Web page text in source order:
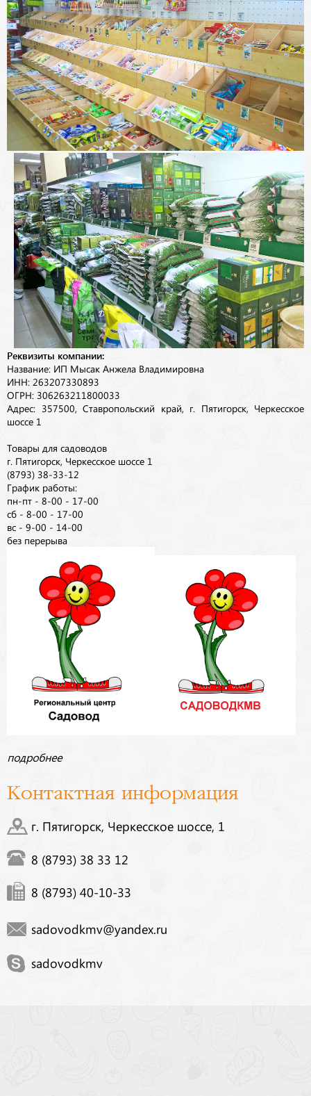
Реквизиты компании:
Название: ИП Мысак Анжела Владимировна
ИНН: 263207330893
ОГРН: 306263211800033
Адрес: 357500, Ставропольский край, г. Пятигорск, Черкесское
шоссе 1
Товары для садоводов
г. Пятигорск, Черкесское шоссе 1
(8793) 38-33-12
График работы:
пн-пт - 8-00 - 17-00
сб - 8-00 - 17-00
вс - 9-00 - 14-00
без перерыва
подробнее
Контактная информация
г. Пятигорск, Черкесское шоссе, 1
8 (8793) 38 33 12
8 (8793) 40-10-33
sadovodkmv@yandex.ru
sadovodkmv